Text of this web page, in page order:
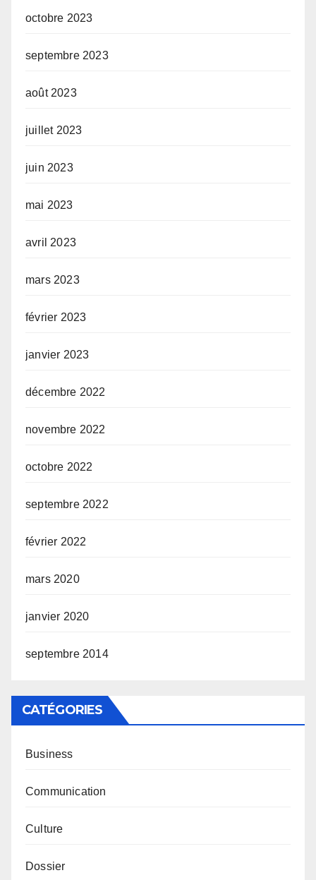
octobre 2023
septembre 2023
août 2023
juillet 2023
juin 2023
mai 2023
avril 2023
mars 2023
février 2023
janvier 2023
décembre 2022
novembre 2022
octobre 2022
septembre 2022
février 2022
mars 2020
janvier 2020
septembre 2014
CATÉGORIES
Business
Communication
Culture
Dossier